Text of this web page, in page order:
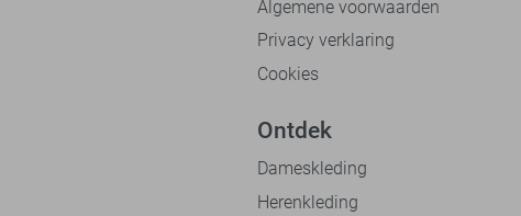
Algemene voorwaarden
Privacy verklaring
Cookies
Ontdek
Dameskleding
Herenkleding